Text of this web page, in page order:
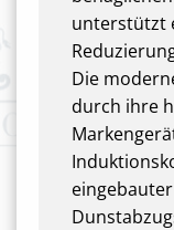
unterstützt
Die
durch ihre